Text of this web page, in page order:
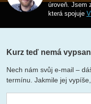
úroveň. Jsem
která spojuje
Kurz teď nemá
Nech nám svůj e-mail –
termínu. Jakmile jej